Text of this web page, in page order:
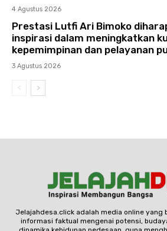
4 Agustus 2026
Prestasi Lutfi Ari Bimoko
inspirasi dalam meningkatkan
kepemimpinan dan pelayanan
3 Agustus 2026
Jelajahdesa.click adalah media online yang
informasi faktual mengenai potensi,